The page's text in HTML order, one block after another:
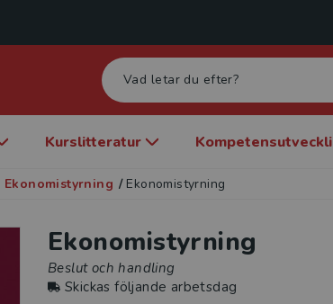
Kurslitteratur
Ekonomistyrning / Ekonomistyrning
Ekonomistyrning
Beslut och handling
Skickas följande arbetsdag